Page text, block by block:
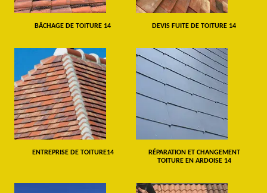
BÂCHAGE DE TOITURE 14 DEVIS FUITE DE TOITURE 14
ENTREPRISE DE TOITURE14
RÉPARATION ET CHANGEMENT
TOITURE EN ARDOISE 14